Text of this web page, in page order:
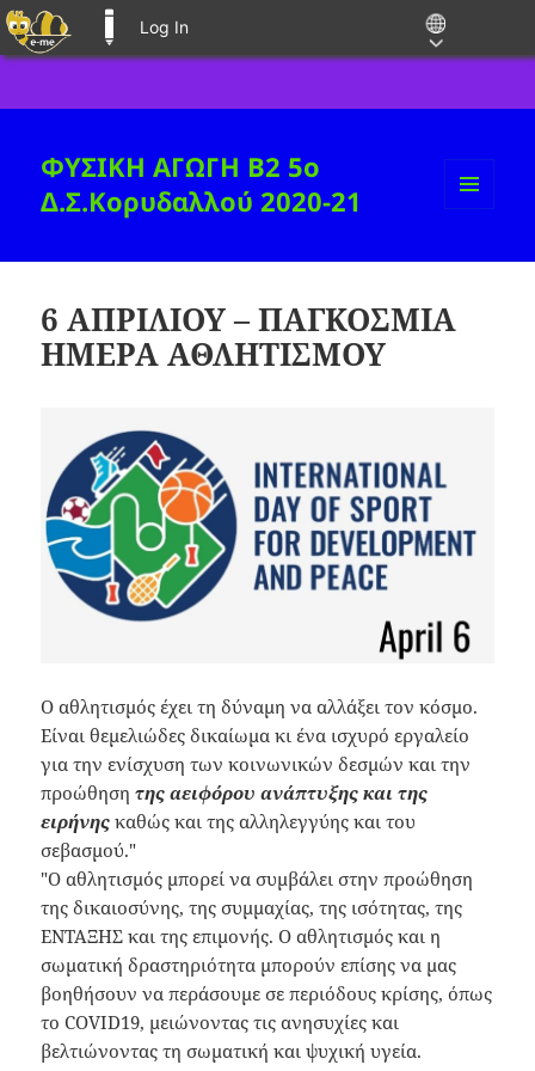
Log In
ΦΥΣΙΚΗ ΑΓΩΓΗ B2 5ο
Δ.Σ.Κορυδαλλού 2020-21
WIDGETS
6 ΑΠΡΙΛΙΟΥ – ΠΑΓΚΟΣΜΙΑ
ΗΜΕΡΑ ΑΘΛΗΤΙΣΜΟΥ
Ο αθλητισμός έχει τη δύναμη να αλλάξει τον κόσμο.
Είναι θεμελιώδες δικαίωμα κι ένα ισχυρό εργαλείο
για την ενίσχυση των κοινωνικών δεσμών και την
προώθησητης αειφόρου ανάπτυξης και της
ειρήνης καθώς και της αλληλεγγύης και του
σεβασμού."
"Ο αθλητισμός μπορεί να συμβάλει στην προώθηση
της δικαιοσύνης, της συμμαχίας, της ισότητας, της
ΕΝΤΑΞΗΣ και της επιμονής. Ο αθλητισμός και η
σωματική δραστηριότητα μπορούν επίσης να μας
βοηθήσουν να περάσουμε σε περιόδους κρίσης, όπως
το COVID19, μειώνοντας τις ανησυχίες και
βελτιώνοντας τη σωματική και ψυχική υγεία.